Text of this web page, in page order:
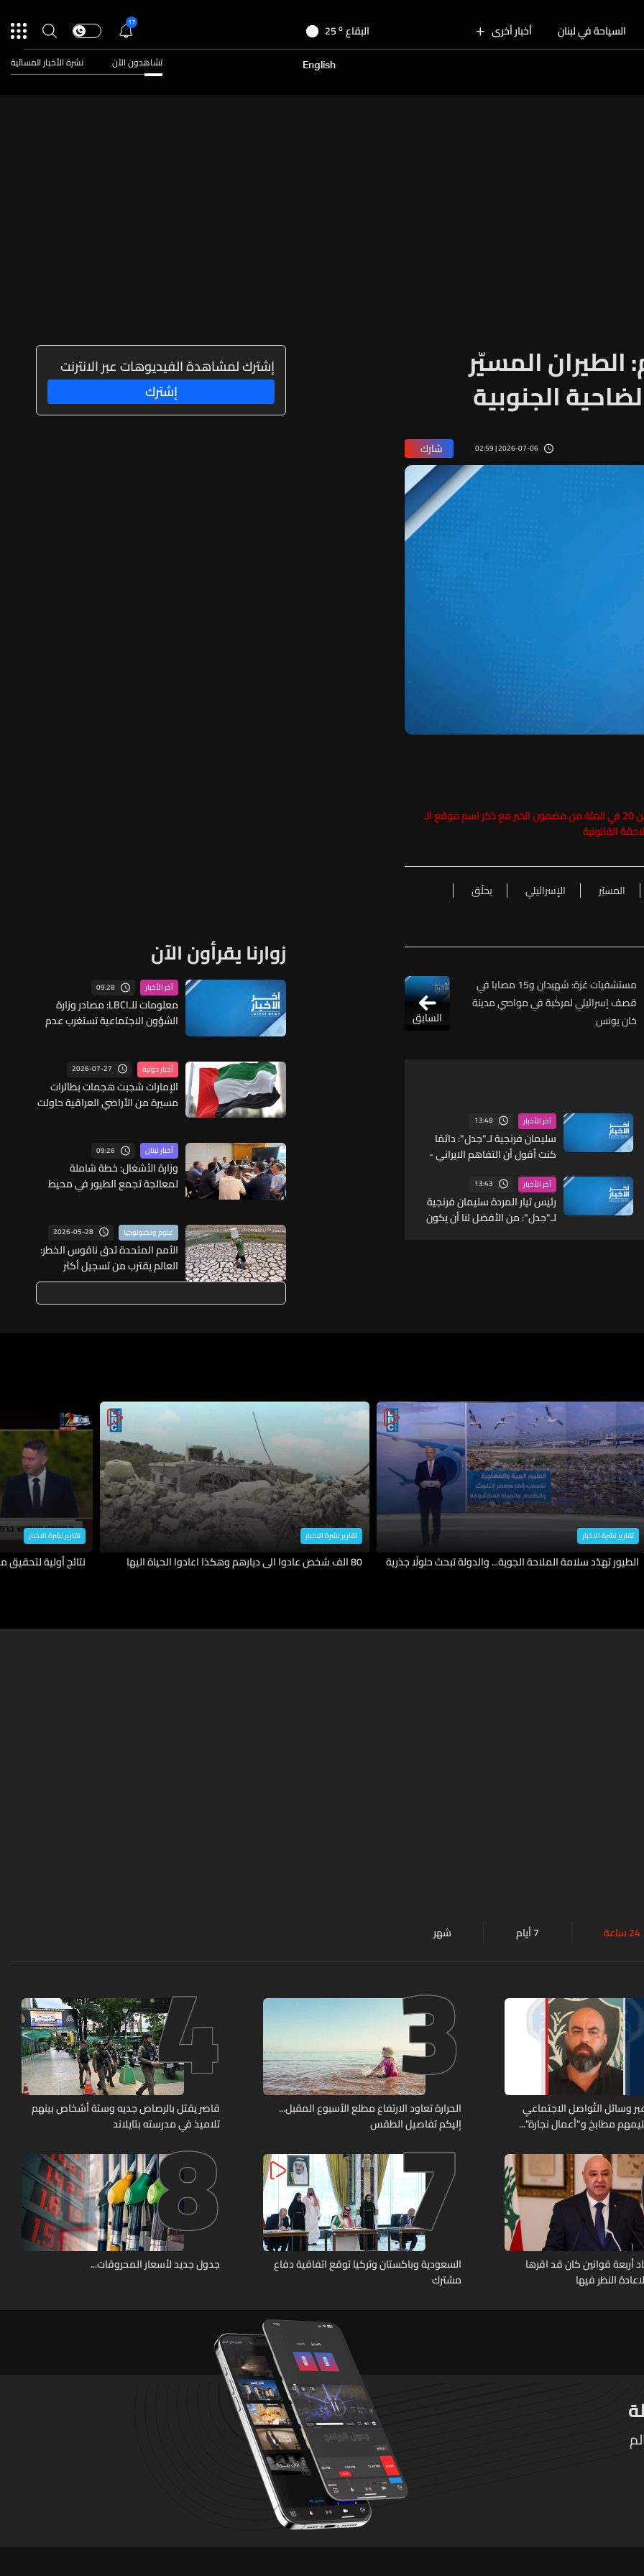
السياحة في لبنان أخبار أخرى البقاع 25 o
الجنوب 27o
28
17
English تشاهدون الآن نشرة الأخبار المسائية
الطيران المسيّر
الجنوبية
2026-07-06 | 02:59 شارك
حفاظاً على حقوق الملكية الفكرية يرجى عدم نسخ ما يزيد عن 20 في المئة من مضمون الخبر مع ذكر اسم موقع الـ
المسيّر الإسرائيلي
يحلّق
مستشفيات غزة: شهيدان و15 مصابا في
قصف إسرائيلي لمركبة في مواصي مدينة
خان يونس
السابق
آخر الأخبار 13:48
سليمان فرنجية لـ"جدل": دائمًا
كنت أقول أن التفاهم الايراني -
أرض خصبة للتسوية
آخر الأخبار 13:43
رئيس تيار المردة سليمان فرنجية
لـ"جدل": من الأفضل لنا أن يكون
إشترك لمشاهدة الفيديوهات عبر الانترنت
إشترك
زوارنا يقرأون الآن
آخر الأخبار 09:28
معلومات للـLBCI: مصادر وزارة
الشؤون الاجتماعية تستغرب عدم
مجلس النواب لما لذلك من
تداعيات مباشرة على استمرارية
البرنامج بما يهدد بانقطاع
المساعدات عن نحو 150 ألف أسرة
أخبار دولية 2026-07-27
الإمارات شجبت هجمات بطائرات
مسيرة من الأراضي العراقية حاولت
أخبار لبنان 09:26
وزارة الأشغال: خطة شاملة
لمعالجة تجمع الطيور في محيط
علوم وتكنولوجيا 2026-05-28
الأمم المتحدة تدق ناقوس الخطر:
العالم يقترب من تسجيل أكثر
الأعوام حرارة في التاريخ
تقارير نشرة الاخبار
الطيور تهدّد سلامة الملاحة الجوية... والدولة تبحث حلولًا جذرية
تقارير نشرة الاخبار
80 الف شخص عادوا الى ديارهم وهكذا اعادوا الحياة اليها
تقارير نشرة الاخبار
نتائج أولية
24 ساعة 7 أيام شهر
وسائل التّواصل الاجتماعي
مطابخ و"أعمال نجارة"...
3
الحرارة تعاود الارتفاع مطلع الأسبوع المقبل...
إليكم تفاصيل الطقس
4
قاصر يقتل بالرصاص جديه وستة أشخاص بينهم
تلاميذ في مدرسته بتايلاند
أربعة قوانين كان قد اقرها
النظر فيها
7
السعودية وباكستان وتركيا توقع اتفاقية دفاع
مشترك
8
جدول جديد لأسعار المحروقات...